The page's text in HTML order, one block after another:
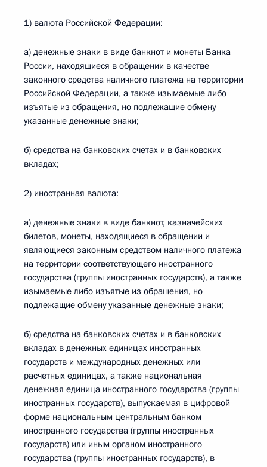
1) валюта Российской Федерации:
а) денежные знаки в виде банкнот и монеты Банка
России, находящиеся в обращении в качестве
законного средства наличного платежа на территории
Российской Федерации, а также изымаемые либо
изъятые из обращения, но подлежащие обмену
указанные денежные знаки;
б) средства на банковских счетах и в банковских
вкладах;
2) иностранная валюта:
а) денежные знаки в виде банкнот, казначейских
билетов, монеты, находящиеся в обращении и
являющиеся законным средством наличного платежа
на территории соответствующего иностранного
государства (группы иностранных государств), а также
изымаемые либо изъятые из обращения, но
подлежащие обмену указанные денежные знаки;
б) средства на банковских счетах и в банковских
вкладах в денежных единицах иностранных
государств и международных денежных или
расчетных единицах, а также национальная
денежная единица иностранного государства (группы
иностранных государств), выпускаемая в цифровой
форме национальным центральным банком
иностранного государства (группы иностранных
государств) или иным органом иностранного
государства (группы иностранных государств), в